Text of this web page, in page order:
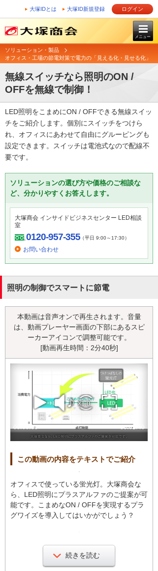
大塚IDとは 大塚ID新規登録 ログイン
メニュー
ソリューション・製品
オフィス・工場の節電対策で電力の「見える化・見せる化」
無線スイッチなら照明のON /
OFFを無線で制御！
LED照明をこまめにON / OFFできる無線スイッ
チをご紹介します。個別にスイッチをつけら
れ、オフィスにあわせて自由にグルーピングも
設定できます。スイッチは電池式なので配線不
要です。
ソリューションの選び方や価格のご相談な
ど、分かりやすくお答えします。
大塚商会 インサイドビジネスセンター LED相談
室
0120-957-355（平日 9:00～17:30）
お問い合わせ
照明の制御でスマートに節電
本動画は音声オンで再生されます。音量
は、動画プレーヤー画面の下部にあるスピ
ーカーアイコンで調整可能です。
[動画再生時間：2分40秒]
この動画の内容をテキストでご紹介
オフィスで使っている蛍光灯。大塚商会な
ら、LED照明にプラスアルファのご提案が可
能です。こまめなON / OFFを実現するプラ
グワイズを導入してはいかがでしょう？
例えば、無線スイッチ。LEDと組み合わせる
ととても便利になります。スイッチは電池
式なので、配線の必要はありません。無線
続きを読む